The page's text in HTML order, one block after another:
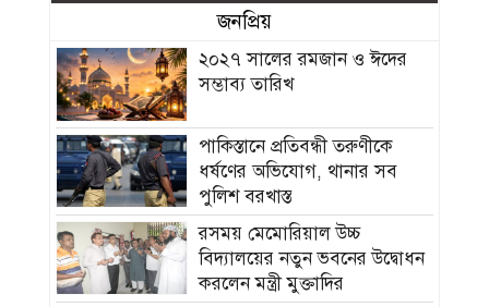
জনপ্রিয়
২০২৭ সালের রমজান ও ঈদের
সম্ভাব্য তারিখ
পাকিস্তানে প্রতিবন্ধী তরুণীকে
ধর্ষণের অভিযোগ, থানার সব
পুলিশ বরখাস্ত
রসময় মেমোরিয়াল উচ্চ
বিদ্যালয়ের নতুন ভবনের উদ্বোধন
করলেন মন্ত্রী মুক্তাদির